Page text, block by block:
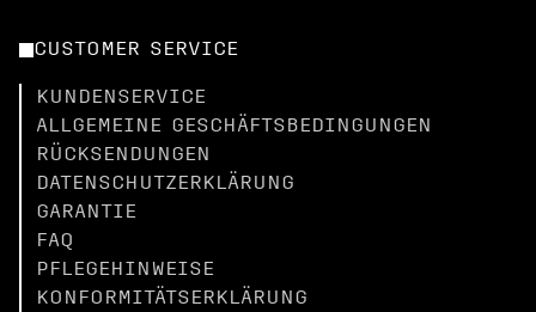
CUSTOMER SERVICE
KUNDENSERVICE
ALLGEMEINE GESCHÄFTSBEDINGUNGEN
RÜCKSENDUNGEN
DATENSCHUTZERKLÄRUNG
GARANTIE
FAQ
PFLEGEHINWEISE
KONFORMITÄTSERKLÄRUNG